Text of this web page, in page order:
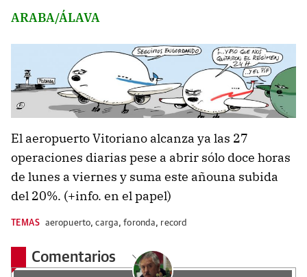
ARABA/ÁLAVA
El aeropuerto Vitoriano alcanza ya las 27
operaciones diarias pese a abrir sólo doce horas
de lunes a viernes y suma este añouna subida
del 20%. (+info. en el papel)
TEMAS aeropuerto,carga,foronda, record
Comentarios